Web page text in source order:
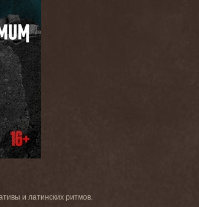
и латинских ритмов.